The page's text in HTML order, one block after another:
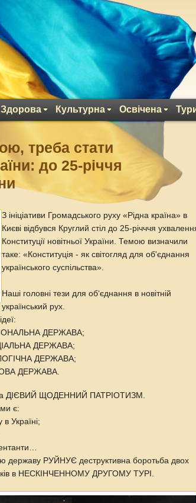
Здорова Культурна Освічена
треба стати
до 25-річчя
З ініціативи Громадського руху «Рідна країна» в
Києві відбувся Круглий стіл до 25-річччя
Конституції новітньої України. Темою визначили
таке: «Конституція - як світогляд для об'єднання
українського суспільства».
Наші головні тези для об‘єднання в новітній
український рух.
ДЕРЖАВА;
ДЕРЖАВА;
ДЕРЖАВА;
ДЕРЖАВА.
ДІЄВИЙ ЩОДЕННИЙ ПАТРІОТИЗМ.
є:
Україні;
державу РУЙНУЄ деструктивна боротьба двох
в НЕСКІНЧЕННОМУ ДРУГОМУ ТУРІ.